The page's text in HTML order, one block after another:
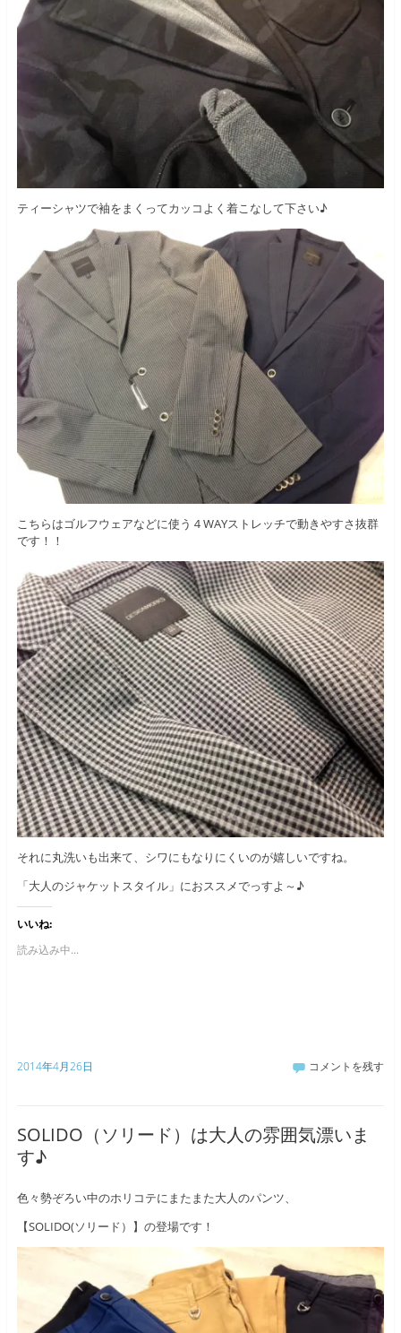
ティーシャツで袖をまくってカッコよく着こなして下さい♪
こちらはゴルフウェアなどに使う４WAYストレッチで動きやすさ抜群
です！！
それに丸洗いも出来て、シワにもなりにくいのが嬉しいですね。
「大人のジャケットスタイル」におススメでっすよ～♪
いいね:
読み込み中...
2014年4月26日 コメントを残す
SOLIDO（ソリード）は大人の雰囲気漂いま
す♪
色々勢ぞろい中のホリコテにまたまた大人のパンツ、
【SOLIDO(ソリード）】の登場です！